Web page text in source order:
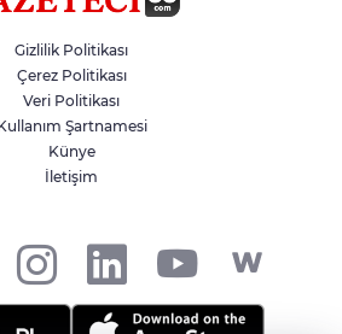
Başak’tan Ulaşım Çalışması
Gizlilik Politikası
Çerez Politikası
Veri Politikası
Şartnamesi
Künye
İletişim